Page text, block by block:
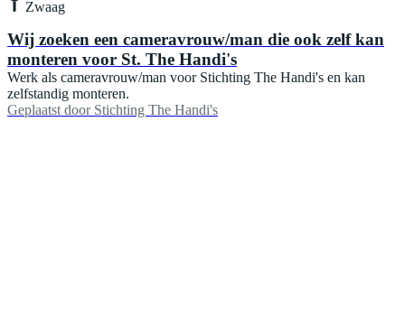
Zwaag
Wij zoeken een cameravrouw/man die ook zelf kan
monteren voor St. The Handi's
Werk als cameravrouw/man voor Stichting The Handi's en kan
zelfstandig monteren.
Geplaatst door Stichting The Handi's